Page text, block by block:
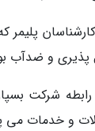
پذیری و ضدآب
رابطه شرکت
و خدمات می